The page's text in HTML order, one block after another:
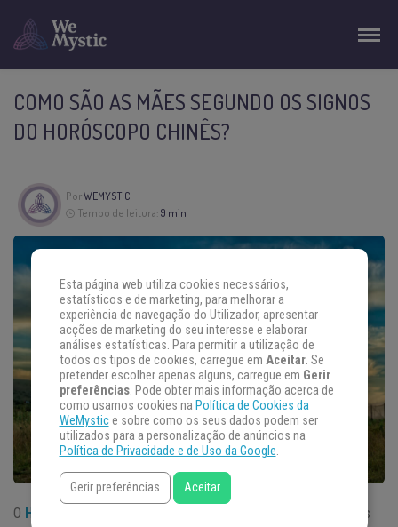
COMO SÃO AS MÃES SEGUNDO OS SIGNOS
DO HORÓSCOPO CHINÊS?
PorWEMYSTIC
Tempo de leitura: 9 min
O Horóscopo Chinês
nos ajuda a revelar muitas qualidades das
Esta página web utiliza cookies necessários,
estatísticos e de marketing, para melhorar a
experiência de navegação do Utilizador, apresentar
acções de marketing do seu interesse e elaborar
análises estatísticas. Para permitir a utilização de
todos os tipos de cookies, carregue em Aceitar. Se
pretender escolher apenas alguns, carregue em Gerir
preferências. Pode obter mais informação acerca de
como usamos cookies na Política de Cookies da
WeMystice sobre como os seus dados podem ser
utilizados para a personalização de anúncios na
Política de Privacidade e de Uso da Google.
Gerir preferências Aceitar